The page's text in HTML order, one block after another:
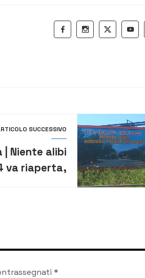
SUCCESSIVO
| Niente alibi
va riaperta,
*